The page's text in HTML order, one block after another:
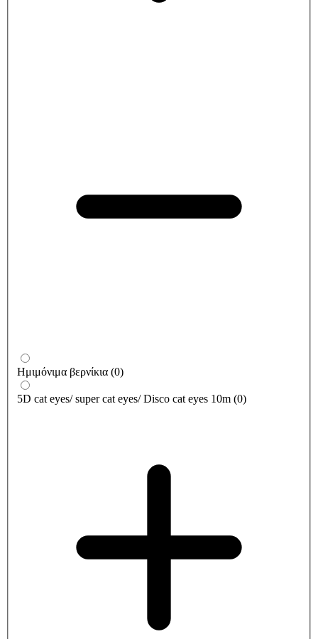
Ημιμόνιμα βερνίκια (0)
5D cat eyes/ super cat eyes/ Disco cat eyes 10m (0)